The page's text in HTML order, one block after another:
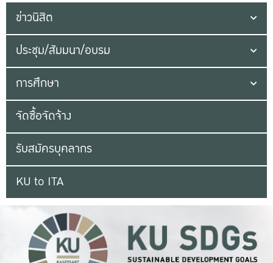
ข่าวนิสิต
ประชุม/สัมมนา/อบรม
การศึกษา
จัดซื้อจัดจ้าง
รับสมัครบุคลากร
KU to ITA